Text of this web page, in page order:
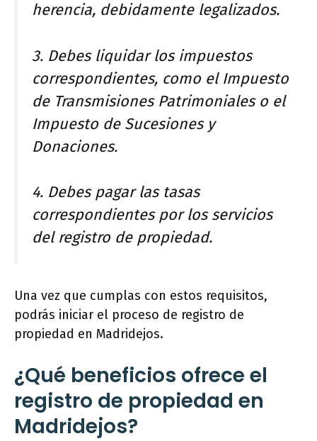
herencia, debidamente legalizados.
3. Debes liquidar los impuestos
correspondientes, como el Impuesto
de Transmisiones Patrimoniales o el
Impuesto de Sucesiones y
Donaciones.
4. Debes pagar las tasas
correspondientes por los servicios
del registro de propiedad.
Una vez que cumplas con estos requisitos,
podrás iniciar el proceso de registro de
propiedad en Madridejos.
¿Qué beneficios ofrece el
registro de propiedad en
Madridejos?